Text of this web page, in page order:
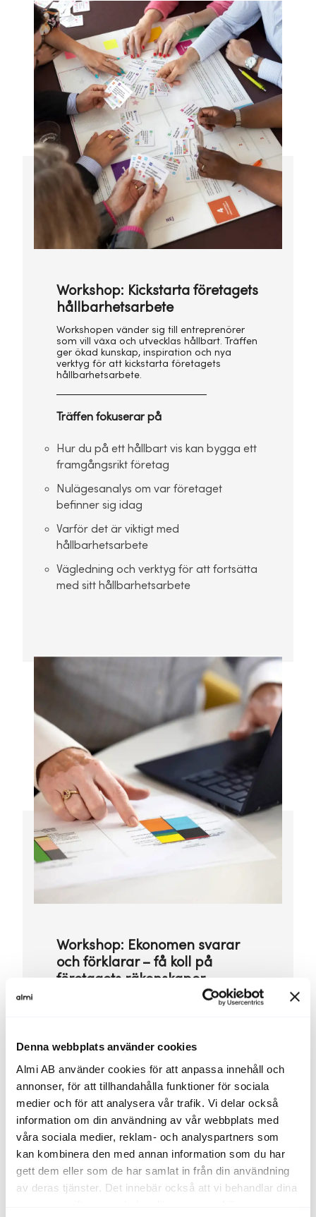
Denna webbplats använder cookies
Almi AB använder cookies för att anpassa innehåll och
annonser, för att tillhandahålla funktioner för sociala
medier och för att analysera vår trafik. Vi delar också
information om din användning av vår webbplats med
våra sociala medier, reklam- och analyspartners som
kan kombinera den med annan information som du har
gett dem eller som de har samlat in från din användning
av deras tjänster. Det innebär också att vi behandlar dina
Workshop: Kickstarta företagets
hållbarhetsarbete
Workshopen vänder sig till entreprenörer
som vill växa och utvecklas hållbart. Träffen
ger ökad kunskap, inspiration och nya
verktyg för att kickstarta företagets
hållbarhetsarbete.
Träffen fokuserar på
Hur du på ett hållbart vis kan bygga ett
framgångsrikt företag
Nulägesanalys om var företaget
befinner sig idag
Varför det är viktigt med
hållbarhetsarbete
Vägledning och verktyg för att fortsätta
med sitt hållbarhetsarbete
Workshop: Ekonomen svarar
och förklarar – få koll på
företagets räkenskaper
Ekonomirapporter och redovisning kan
och varför. Workshopen ger konkreta
ett enkelt och lättförståeligt sätt.
Träffen ger företag kunskap
om:
Hur en ekonom arbetar, vilka underlag
som skickas till revisorn och varför.